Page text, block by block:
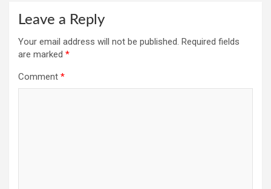
Leave a Reply
Your email address will not be published. Required fields
are marked *
Comment *